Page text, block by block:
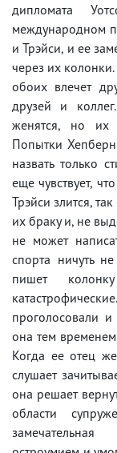
дипломата
международном
и Трэйси, и ее
через их
обоих влечет
друзей и
женятся, но их
Попытки
назвать только
еще чувствует,
Трэйси злится,
их браку и, не
не может
спорта ничуть
пишет
проголосовали
она тем
Когда ее отец
слушает
она решает
области